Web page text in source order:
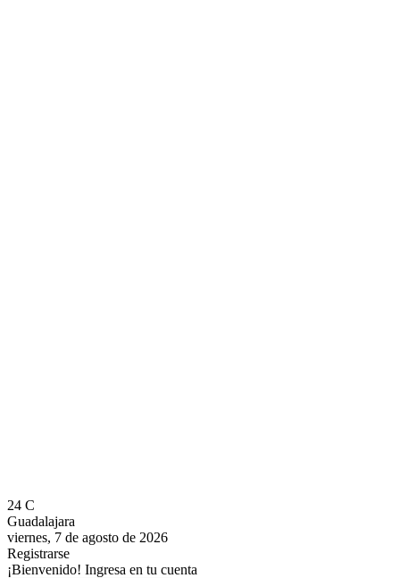
24 C
Guadalajara
viernes, 7 de agosto de 2026
Registrarse
¡Bienvenido! Ingresa en tu cuenta